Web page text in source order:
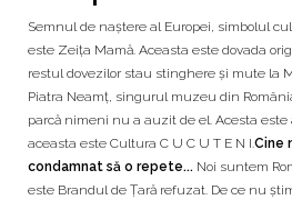
Semnul de naștere al Europei, simbolul
este Zeița Mamă. Aceasta este dovada
restul dovezilor stau stinghere și mute la
Piatra Neamț, singurul muzeu din
parcă nimeni nu a auzit de el. Acesta este
aceasta este Cultura C U C U T E N I.Cine
condamnat să o repete... Noi suntem
este Brandul de Țară refuzat. De ce nu